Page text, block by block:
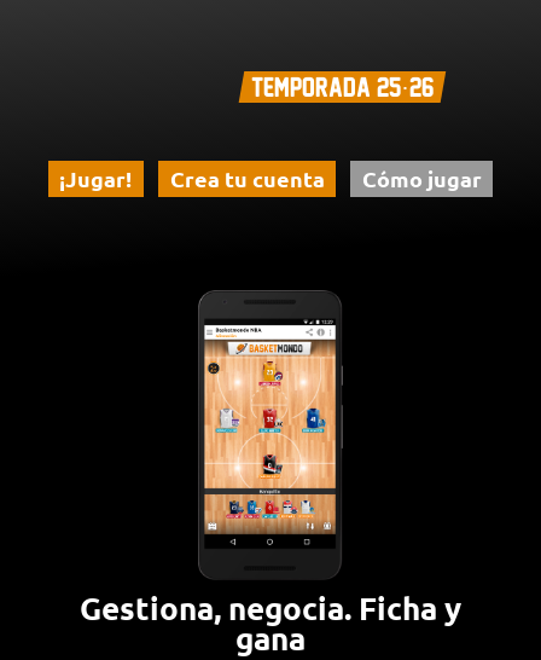
TEMPORADA 25·26
¡Jugar! Crea tu cuenta Cómo jugar
Gestiona, negocia. Ficha y
gana